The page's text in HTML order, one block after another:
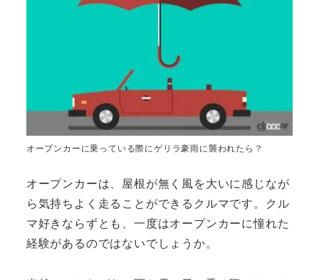
オープンカーに乗っている際にゲリラ豪雨に襲われたら？
オープンカーは、屋根が無く風を大いに感じなが
ら気持ちよく走ることができるクルマです。クル
マ好きならずとも、一度はオープンカーに憧れた
経験があるのではないでしょうか。